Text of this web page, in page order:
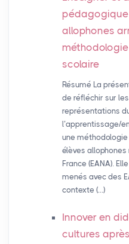
pédagogique
allophones
scolaire
Résumé La
de réfléchir sur
représentations
l’apprentissage/
une méthodologie
élèves
France (EANA).
menés avec des
contexte (…)
Innover en
cultures